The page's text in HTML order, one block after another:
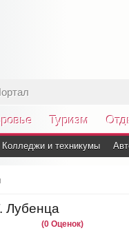
Туризм
Колледжи и техникумы
Лубенца
(0 Оценок)